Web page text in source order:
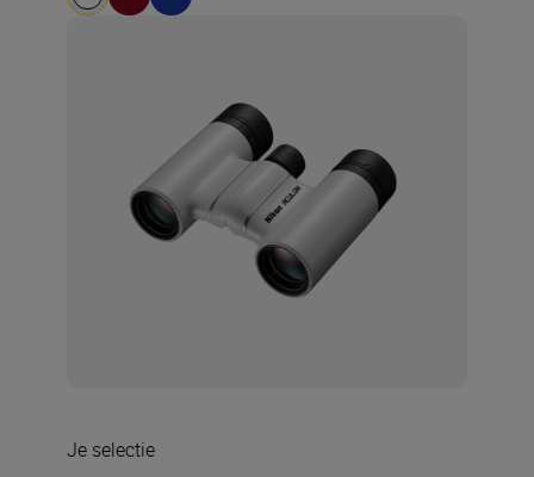
Je selectie